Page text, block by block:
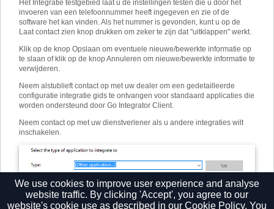
Het Integratie testgebied laat u de instellingen testen die u door het
invoeren van een telefoonnummer heeft ingegeven en zie of de
software het kan vinden. Als het nummer is gevonden, kunt u op de
Laat contact zien knop drukken om zeker te zijn dat "uitklappen" werkt.
Klik op de knop Opslaan om eventuele nieuwe/bewerkte informatie op
te slaan of klik op de knop Annuleren om nieuwe/bewerkte informatie te
verwijderen.
Neem alstublieft contact op met uw dealer om een ​​gedetailleerde
configuratie integratie gids te ontvangen voor standaard applicaties die
worden ondersteund door Go Integrator Client.
Neem contact op met uw dienstverlener als u andere integraties wilt
inschakelen.
We use cookies to improve user experience and analyse
website traffic. By clicking 'Accept', you agree to our
website's cookie use as described in our Cookie Policy. You